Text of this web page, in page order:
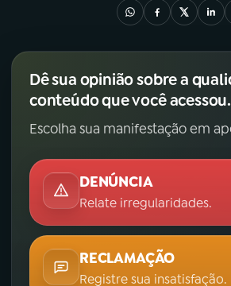
Dê sua opinião sobre a
conteúdo que você acessou.
Escolha sua manifestação em
DENÚNCIA
Relate irregularidades.
RECLAMAÇÃO
Registre sua insatisfação.